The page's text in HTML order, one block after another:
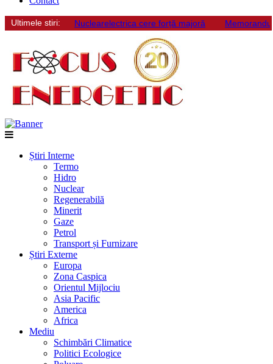
Ultimele stiri: Nuclearelectrica cere forță majoră
Știri Interne
Termo
Hidro
Nuclear
Regenerabilă
Minerit
Gaze
Petrol
Transport și Furnizare
Știri Externe
Europa
Zona Caspica
Orientul Mijlociu
Asia Pacific
America
Africa
Mediu
Schimbări Climatice
Politici Ecologice